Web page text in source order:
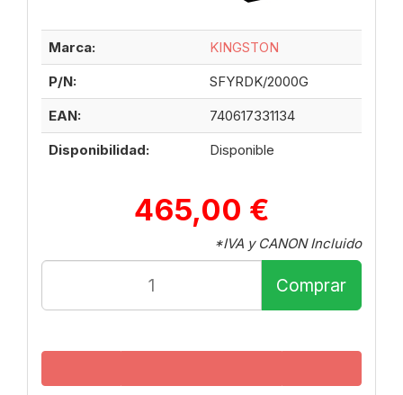
Marca:
KINGSTON
P/N:
SFYRDK/2000G
EAN:
740617331134
Disponibilidad:
Disponible
465,00 €
*IVA y CANON Incluido
Comprar